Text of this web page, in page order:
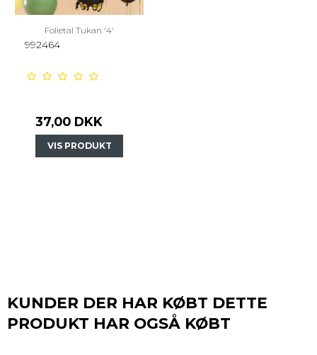
Folietal Tukan '4'
992464
37,00 DKK
VIS PRODUKT
KUNDER DER HAR KØBT DETTE
PRODUKT HAR OGSÅ KØBT